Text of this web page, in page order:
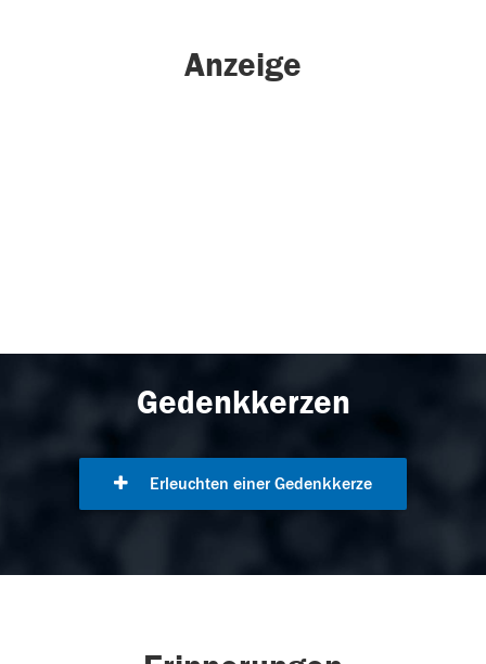
Anzeige
Gedenkkerzen
Erleuchten einer Gedenkkerze